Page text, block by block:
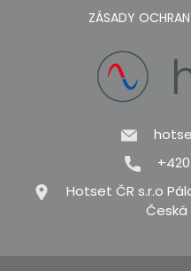
ZÁSADY
Hotset ČR s.r.o
Česká